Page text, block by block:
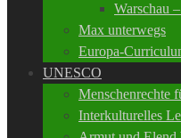
Warschau
Max unterwegs
Europa-
UNESCO
Menschenrechte
Interkulturelles